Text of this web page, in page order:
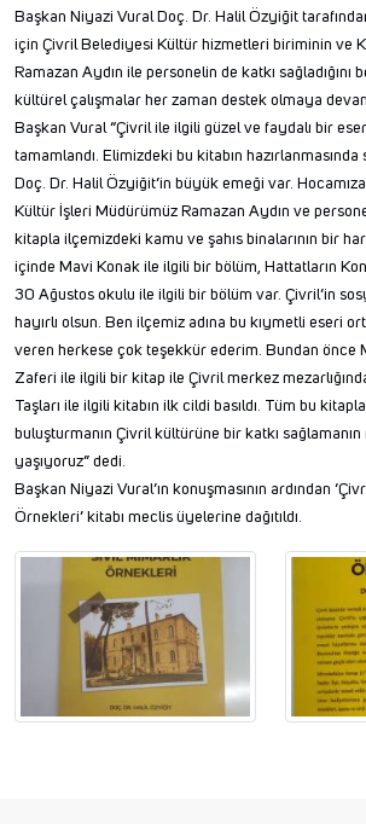
Başkan Niyazi Vural Doç. Dr. Halil Özyiğit
için Çivril Belediyesi Kültür hizmetleri biriminin ve
Ramazan Aydın ile personelin de katkı sağladığını
kültürel çalışmalar her zaman destek olmaya
Başkan Vural “Çivril ile ilgili güzel ve faydalı bir
tamamlandı. Elimizdeki bu kitabın hazırlanmasında
Doç. Dr. Halil Özyiğit’in büyük emeği var. Hocamıza
Kültür İşleri Müdürümüz Ramazan Aydın ve
kitapla ilçemizdeki kamu ve şahıs binalarının bir
içinde Mavi Konak ile ilgili bir bölüm, Hattatların
30 Ağustos okulu ile ilgili bir bölüm var. Çivril’in
hayırlı olsun. Ben ilçemiz adına bu kıymetli eseri
veren herkese çok teşekkür ederim. Bundan önce
Zaferi ile ilgili bir kitap ile Çivril merkez
Taşları ile ilgili kitabın ilk cildi basıldı. Tüm bu
buluşturmanın Çivril kültürüne bir katkı
yaşıyoruz” dedi.
Başkan Niyazi Vural’ın konuşmasının ardından
Örnekleri’ kitabı meclis üyelerine dağıtıldı.